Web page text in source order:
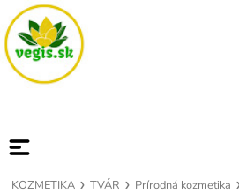
KOZMETIKA TVÁR Prírodná kozmetika